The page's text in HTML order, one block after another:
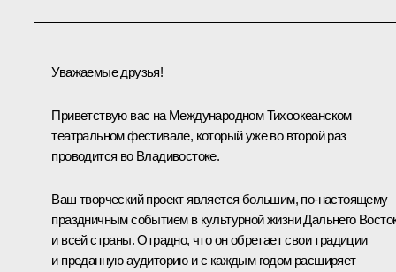
Уважаемые друзья!
Приветствую вас на Международном Тихоокеанском
театральном фестивале, который уже во второй раз
проводится во Владивостоке.
Ваш творческий проект является большим, по-настоящему
праздничным событием в культурной жизни Дальнего
и всей страны. Отрадно, что он обретает свои традиции
и преданную аудиторию и с каждым годом расширяет